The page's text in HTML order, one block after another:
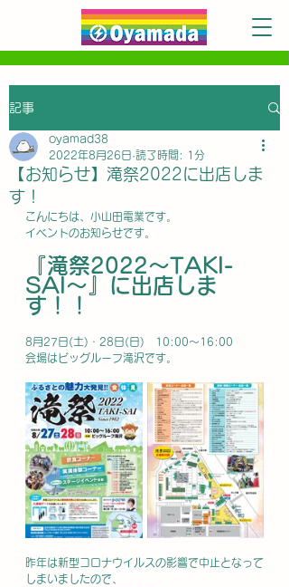
記事
【お知らせ】滝祭2022に出店しま
す！
oyamad38
2022年8月26日 読了時間: 1分
こんにちは、小山田電業です。
イベントのお知らせです。
『滝祭2022～TAKI-
SAI～』に出店しま
す！！
8月27日(土)・28日(日)　10:00～16:00
会場はビッグルーフ滝沢です。
昨年は新型コロナウイルスの影響で中止となって
しまいましたので、